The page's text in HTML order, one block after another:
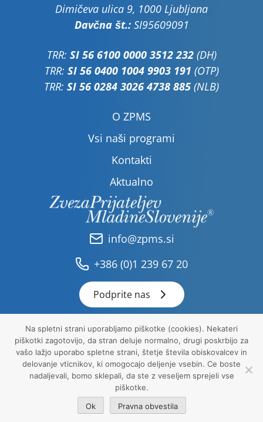
Dimičeva ulica 9, 1000 Ljubljana
Davčna št.:SI95609091
TRR: SI 56 6100 0000 3512 232(DH)
TRR: SI 56 0400 1004 9903 191 (OTP)
TRR: SI 56 0284 3026 4738 885 (NLB)
O ZPMS
Vsi naši programi
Kontakti
Aktualno
info@zpms.si
+386 (0)1 239 67 20
Podprite nas
Pravna obvestila
Politika zasebnosti
Piškotki
ZPMS 2026 © Vse pravice pridržane.
Na spletni strani uporabljamo piškotke (cookies). Nekateri
piškotki zagotovijo, da stran deluje normalno, drugi poskrbijo za
vašo lažjo uporabo spletne strani, štetje števila obiskovalcev in
delovanje vticnikov, ki omogocajo deljenje vsebin. Ce boste
nadaljevali, bomo sklepali, da ste z veseljem sprejeli vse
piškotke.
Ok
Pravna obvestila